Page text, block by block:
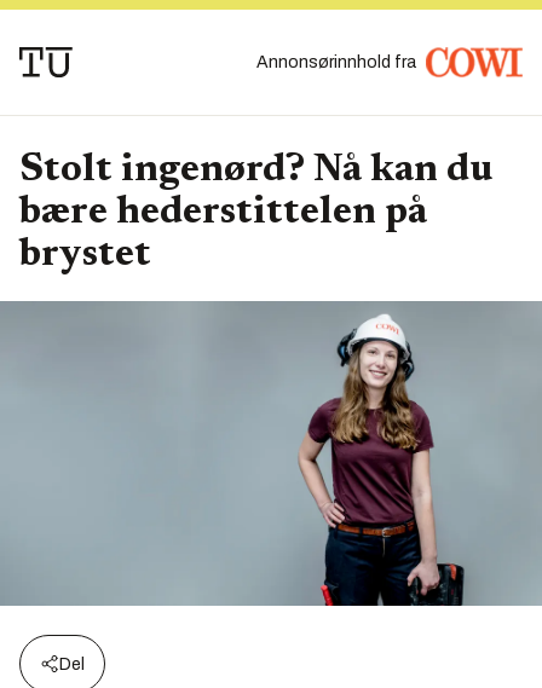
Annonsørinnhold fra
Stolt ingenørd? Nå kan du
bære hederstittelen på
brystet
Del